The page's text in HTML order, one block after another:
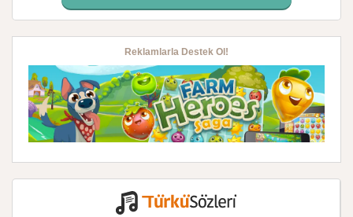
Reklamlarla Destek Ol!